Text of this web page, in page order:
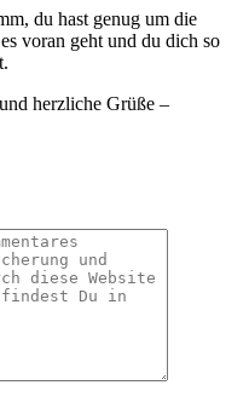
du hast genug um die
voran geht und du dich so
herzliche Grüße –